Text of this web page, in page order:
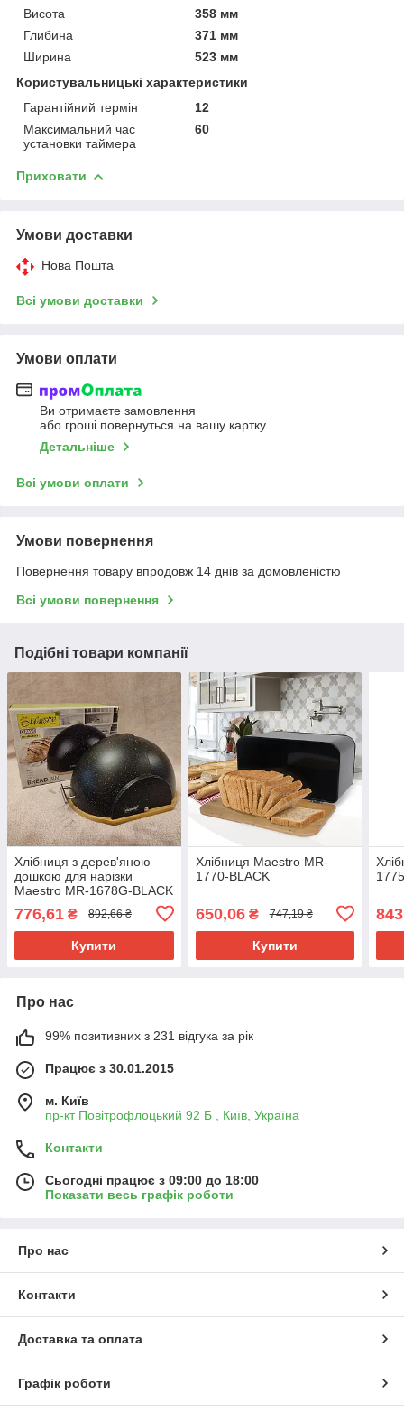
Висота
358 мм
Глибина
371 мм
Ширина
523 мм
Користувальницькі характеристики
Гарантійний термін
12
Максимальний час
установки таймера
60
Приховати
Умови доставки
Нова Пошта
Всі умови доставки
Умови оплати
Ви отримаєте замовлення
або гроші повернуться на вашу картку
Детальніше
Всі умови оплати
Умови повернення
Повернення товару впродовж 14 днів за домовленістю
Всі умови повернення
Подібні товари компанії
Хлібниця з дерев'яною
дошкою для нарізки
Maestro MR-1678G-BLACK
776,61 ₴ 892,66 ₴
Купити
Хлібниця Maestro MR-
1770-BLACK
650,06₴ 747,19 ₴
Купити
Про нас
99% позитивних з 231 відгука за рік
Працює з 30.01.2015
м. Київ
пр-кт Повітрофлоцький 92 Б , Київ, Україна
Контакти
Сьогодні працює з 09:00 до 18:00
Показати весь графік роботи
Про нас
Контакти
Доставка та оплата
Графік роботи